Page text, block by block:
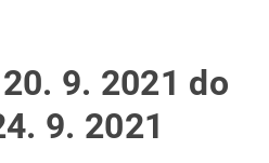
9. 2021 do
9. 2021